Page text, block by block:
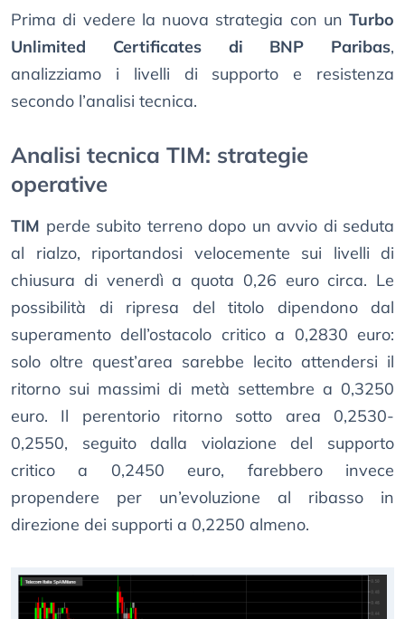
Prima di vedere la nuova strategia con un Turbo
Unlimited Certificates di BNP Paribas,
analizziamo i livelli di supporto e resistenza
secondo l’analisi tecnica.
Analisi tecnica TIM: strategie
operative
TIM perde subito terreno dopo un avvio di seduta
al rialzo, riportandosi velocemente sui livelli di
chiusura di venerdì a quota 0,26 euro circa. Le
possibilità di ripresa del titolo dipendono dal
superamento dell’ostacolo critico a 0,2830 euro:
solo oltre quest’area sarebbe lecito attendersi il
ritorno sui massimi di metà settembre a 0,3250
euro. Il perentorio ritorno sotto area 0,2530-
0,2550, seguito dalla violazione del supporto
critico a 0,2450 euro, farebbero invece
propendere per un’evoluzione al ribasso in
direzione dei supporti a 0,2250 almeno.